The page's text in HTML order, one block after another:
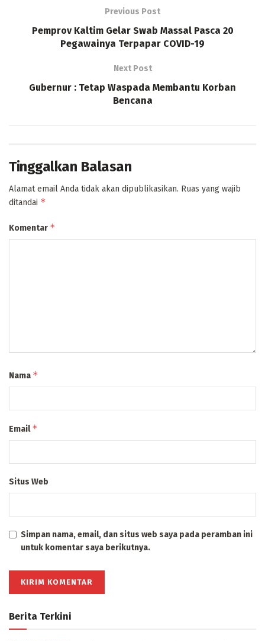
Previous Post
Pemprov Kaltim Gelar Swab Massal Pasca 20
Pegawainya Terpapar COVID-19
Next Post
Gubernur : Tetap Waspada Membantu Korban
Bencana
Tinggalkan Balasan
Alamat email Anda tidak akan dipublikasikan. Ruas yang wajib
ditandai *
Komentar *
Nama *
Email*
Situs Web
Simpan nama, email, dan situs web saya pada peramban ini
untuk komentar saya berikutnya.
Berita Terkini